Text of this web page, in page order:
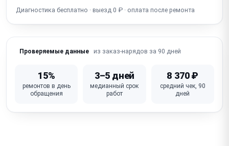
Не работает клавиатура
Не работает экран
Не работает от сети Не работает интернет
Диагностика бесплатно · выезд 0 ₽ · оплата после ремонта
Проверяемые данные из заказ-нарядов за 90 дней
15%
ремонтов в день
обращения
3–5 дней
медианный срок
работ
8 370 ₽
средний чек, 90
дней